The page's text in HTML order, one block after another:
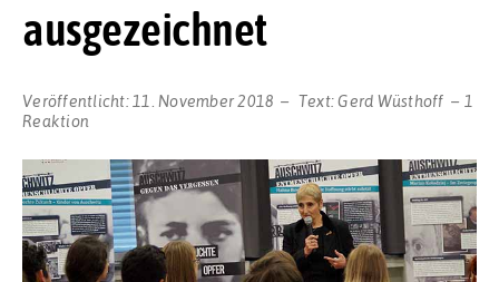
ausgezeichnet
Veröffentlicht: 11. November 2018 Text:Gerd Wüsthoff
1
Reaktion